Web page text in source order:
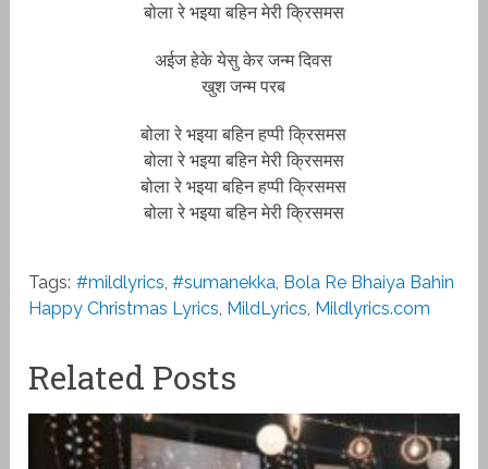
बोला रे भ‌इया बहिन मेरी क्रिसमस
अईज हेके येसु केर जन्म दिवस
खुश जन्म परब
बोला रे भ‌इया बहिन हप्पी क्रिसमस
बोला रे भ‌इया बहिन मेरी क्रिसमस
बोला रे भ‌इया बहिन हप्पी क्रिसमस
बोला रे भ‌इया बहिन मेरी क्रिसमस
Tags: #mildlyrics ,#sumanekka Bola Re Bh‌aiya Bahin
Happy Christmas Lyrics MildLyrics Mildlyrics.com
Related Posts